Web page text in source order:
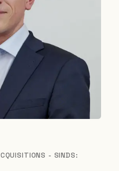
- SINDS: